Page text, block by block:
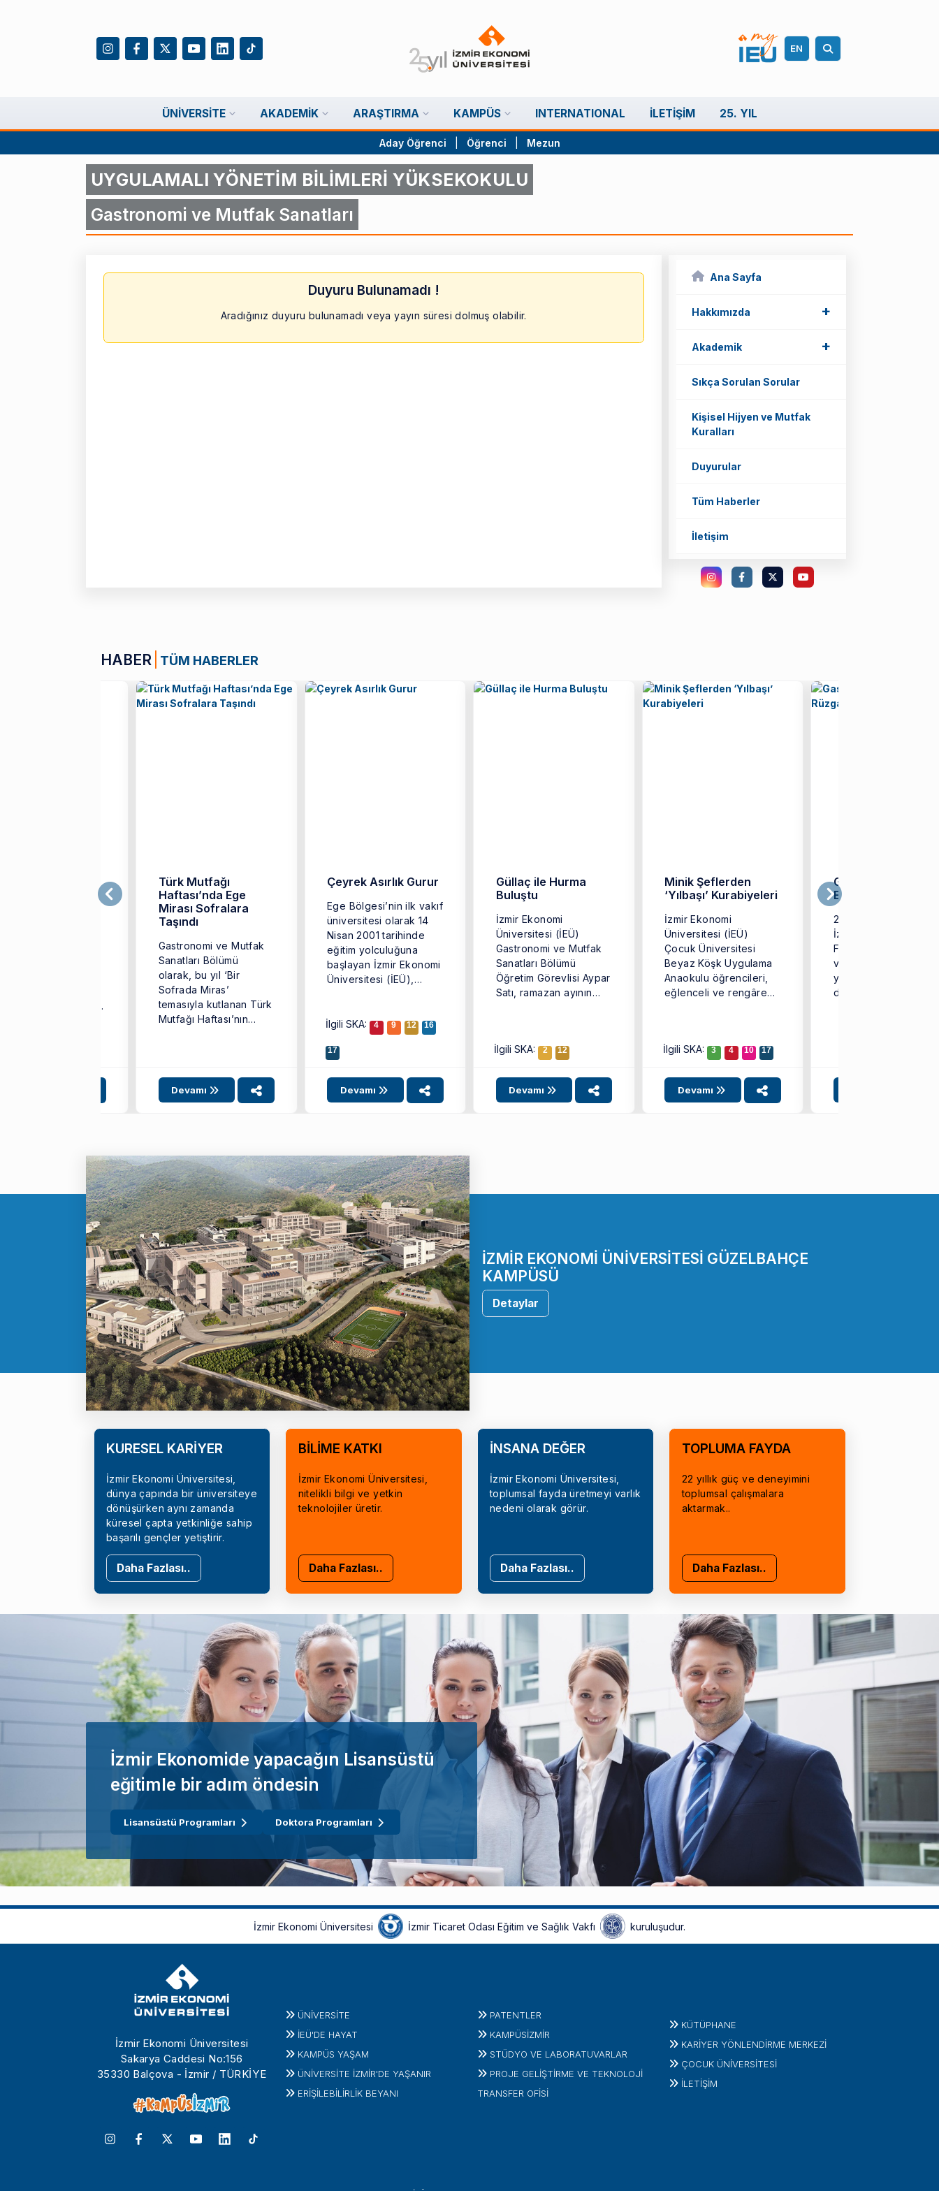
EN
ÜNIVERSITE AKADEMIK ARAŞTIRMA KAMPÜS INTERNATIONAL İLETIŞIM 25. YIL
Aday Öğrenci Öğrenci Mezun
UYGULAMALI YÖNETİM BİLİMLERİ YÜKSEKOKULU
Gastronomi ve Mutfak Sanatları
Ana Sayfa
Hakkımızda +
Akademik +
Sıkça Sorulan Sorular
Kişisel Hijyen ve Mutfak
Kuralları
Duyurular
Tüm Haberler
İletişim
Duyuru Bulunamadı !
Aradığınız duyuru bulunamadı veya yayın süresi dolmuş olabilir.
HABER TÜM HABERLER
Türk Mutfağı
Haftası’nda Ege
Mirası Sofralara
Taşındı
Gastronomi ve Mutfak
Sanatları Bölümü
olarak, bu yıl ‘Bir
Sofrada Miras’
temasıyla kutlanan Türk
Mutfağı Haftası’nın
Devamı
Çeyrek Asırlık Gurur
Ege Bölgesi’nin ilk vakıf
üniversitesi olarak 14
Nisan 2001 tarihinde
eğitim yolculuğuna
başlayan İzmir Ekonomi
Üniversitesi (İEÜ),
İlgili SKA: 4 9 12 16
17
Devamı
Güllaç ile Hurma
Buluştu
İzmir Ekonomi
Üniversitesi (İEÜ)
Gastronomi ve Mutfak
Sanatları Bölümü
Öğretim Görevlisi Aypar
Satı, ramazan ayının
İlgili SKA: 2 12
Devamı
Minik Şeflerden
‘Yılbaşı’ Kurabiyeleri
İzmir Ekonomi
Üniversitesi (İEÜ)
Çocuk Üniversitesi
Beyaz Köşk Uygulama
Anaokulu öğrencileri,
eğlenceli ve rengârenk
İlgili SKA:
3 4 10 17
Devamı
GastroFest’te İzmir
Ekonomi Rüzgarı
2 Kasım 2025
İzmir Tarihi Havagazı
Fabrikası’nda “Yemek
ve Sanat” temasıyla
yıl sekizincisi
düzenlenen
İZMİR EKONOMİ ÜNİVERSİTESİ GÜZELBAHÇE
KAMPÜSÜ
Detaylar
KÜRESEL KARİYER
İzmir Ekonomi Üniversitesi,
dünya çapında bir üniversiteye
dönüşürken aynı zamanda
küresel çapta yetkinliğe sahip
başarılı gençler yetiştirir.
Daha Fazlası..
BİLİME KATKI
İzmir Ekonomi Üniversitesi,
nitelikli bilgi ve yetkin
teknolojiler üretir.
Daha Fazlası..
İNSANA DEĞER
İzmir Ekonomi Üniversitesi,
toplumsal fayda üretmeyi varlık
nedeni olarak görür.
Daha Fazlası..
TOPLUMA FAYDA
22 yıllık güç ve deneyimini
toplumsal çalışmalara
aktarmak..
Daha Fazlası..
İzmir Ekonomide yapacağın Lisansüstü
eğitimle bir adım öndesin
Lisansüstü Programları Doktora Programları
İzmir Ekonomi Üniversitesi İzmir Ticaret Odası Eğitim ve Sağlık Vakfı kuruluşudur.
İzmir Ekonomi Üniversitesi
Sakarya Caddesi No:156
35330 Balçova - İzmir / TÜRKİYE
ÜNIVERSITE
İEÜ'DE HAYAT
KAMPÜS YAŞAM
ÜNİVERSİTE İZMİR'DE YAŞANIR
ERİŞİLEBİLİRLİK BEYANI
PATENTLER
KAMPÜSİZMIR
STÜDYO VE LABORATUVARLAR
PROJE GELIŞTIRME VE TEKNOLOJI
TRANSFER OFISI
KÜTÜPHANE
KARİYER YÖNLENDİRME MERKEZİ
ÇOCUK ÜNIVERSITESI
İLETIŞIM